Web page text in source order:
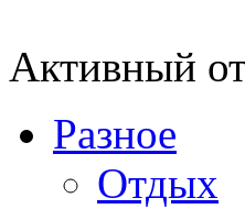
Активный
Разное
Отдых